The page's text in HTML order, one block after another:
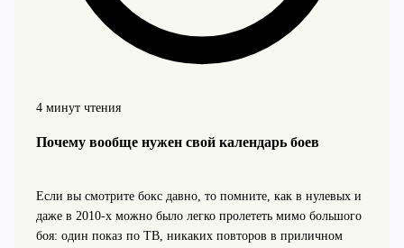
4 минут чтения
Почему вообще нужен свой календарь боев
Если вы смотрите бокс давно, то помните, как в нулевых и
даже в 2010‑х можно было легко пролететь мимо большого
боя: один показ по ТВ, никаких повторов в приличном